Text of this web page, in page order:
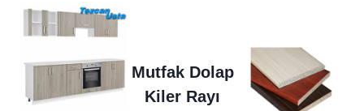
Mutfak Dolap
Kiler Rayı